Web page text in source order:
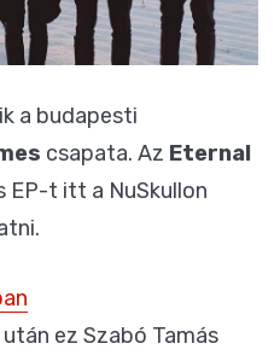
a budapesti
csapata. Az Eternal
EP-t itt a NuSkullon
ez Szabó Tamás